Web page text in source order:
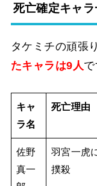
死亡確定キャラ
タケミチの頑張
たキャラは9人で
キャ
ラ名
死亡理由
佐野
真一
羽宮一虎
撲殺